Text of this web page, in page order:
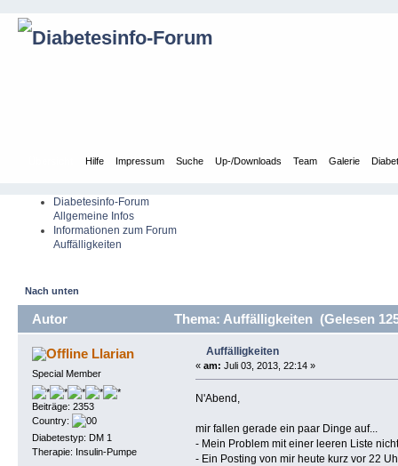
Hilfe Impressum Suche Up-/Downloads Team Galerie
Diabetesinfo-Forum
Allgemeine Infos
Informationen zum Forum
Auffälligkeiten
Nach unten
Autor Thema: Auffälligkeiten (Gelesen
Llarian
Special Member
Beiträge: 2353
Country:
Diabetestyp: DM 1
Therapie: Insulin-Pumpe
Auffälligkeiten
« am: Juli 03, 2013, 22:14 »
N'Abend,
mir fallen gerade ein paar Dinge auf...
- Mein Problem mit einer leeren Liste
- Ein Posting von mir heute kurz vor 22